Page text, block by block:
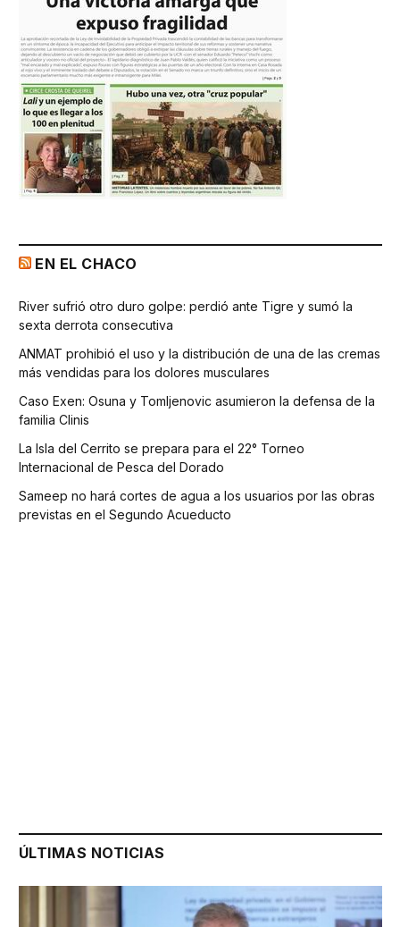
EN EL CHACO
River sufrió otro duro golpe: perdió ante Tigre y sumó la
sexta derrota consecutiva
ANMAT prohibió el uso y la distribución de una de las cremas
más vendidas para los dolores musculares
Caso Exen: Osuna y Tomljenovic asumieron la defensa de la
familia Clinis
La Isla del Cerrito se prepara para el 22° Torneo
Internacional de Pesca del Dorado
Sameep no hará cortes de agua a los usuarios por las obras
previstas en el Segundo Acueducto
ÚLTIMAS NOTICIAS